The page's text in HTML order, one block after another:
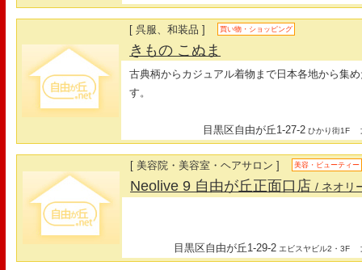
[ 呉服、和装品 ] 買い物・ショッピング
きもの こぬま
古典柄からカジュアル着物まで日本各地から集
す。
目黒区自由が丘1-27-2 ひかり街1F
[ 美容院・美容室・ヘアサロン ] 美容・ビューティー
Neolive 9 自由が丘正面口店/ ネオリ
目黒区自由が丘1-29-2 エビスヤビル2・3F